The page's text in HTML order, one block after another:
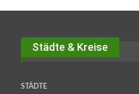
Städte & Kreise
STÄDTE